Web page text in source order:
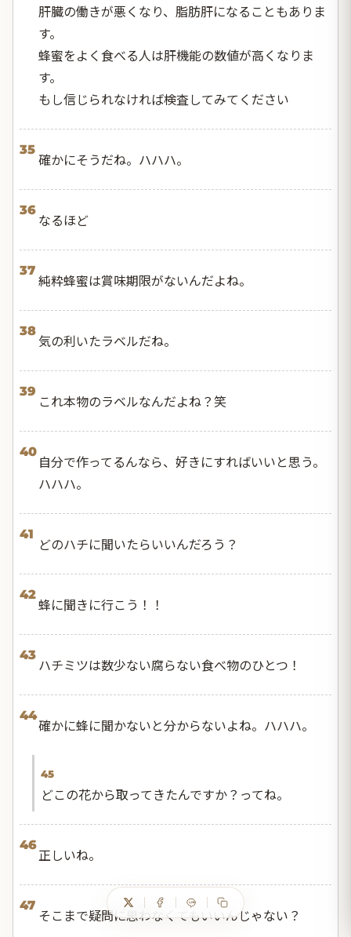
肝臓の働きが悪くなり、脂肪肝になることもありま
す。
蜂蜜をよく食べる人は肝機能の数値が高くなりま
す。
もし信じられなければ検査してみてください
35
確かにそうだね。ハハハ。
36
なるほど
37
純粋蜂蜜は賞味期限がないんだよね。
38
気の利いたラベルだね。
39
これ本物のラベルなんだよね？笑
40
自分で作ってるんなら、好きにすればいいと思う。
ハハハ。
41
どのハチに聞いたらいいんだろう？
42
蜂に聞きに行こう！！
43
ハチミツは数少ない腐らない食べ物のひとつ！
44
確かに蜂に聞かないと分からないよね。ハハハ。
45
どこの花から取ってきたんですか？ってね。
46
正しいね。
47
そこまで疑問に思わなくてもいいんじゃない？